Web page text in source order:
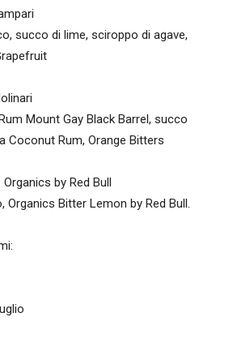
succo di lime, sciroppo di agave,
Mount Gay Black Barrel, succo
Coconut Rum, Orange Bitters
Organics by Red Bull
Organics Bitter Lemon by Red Bull.